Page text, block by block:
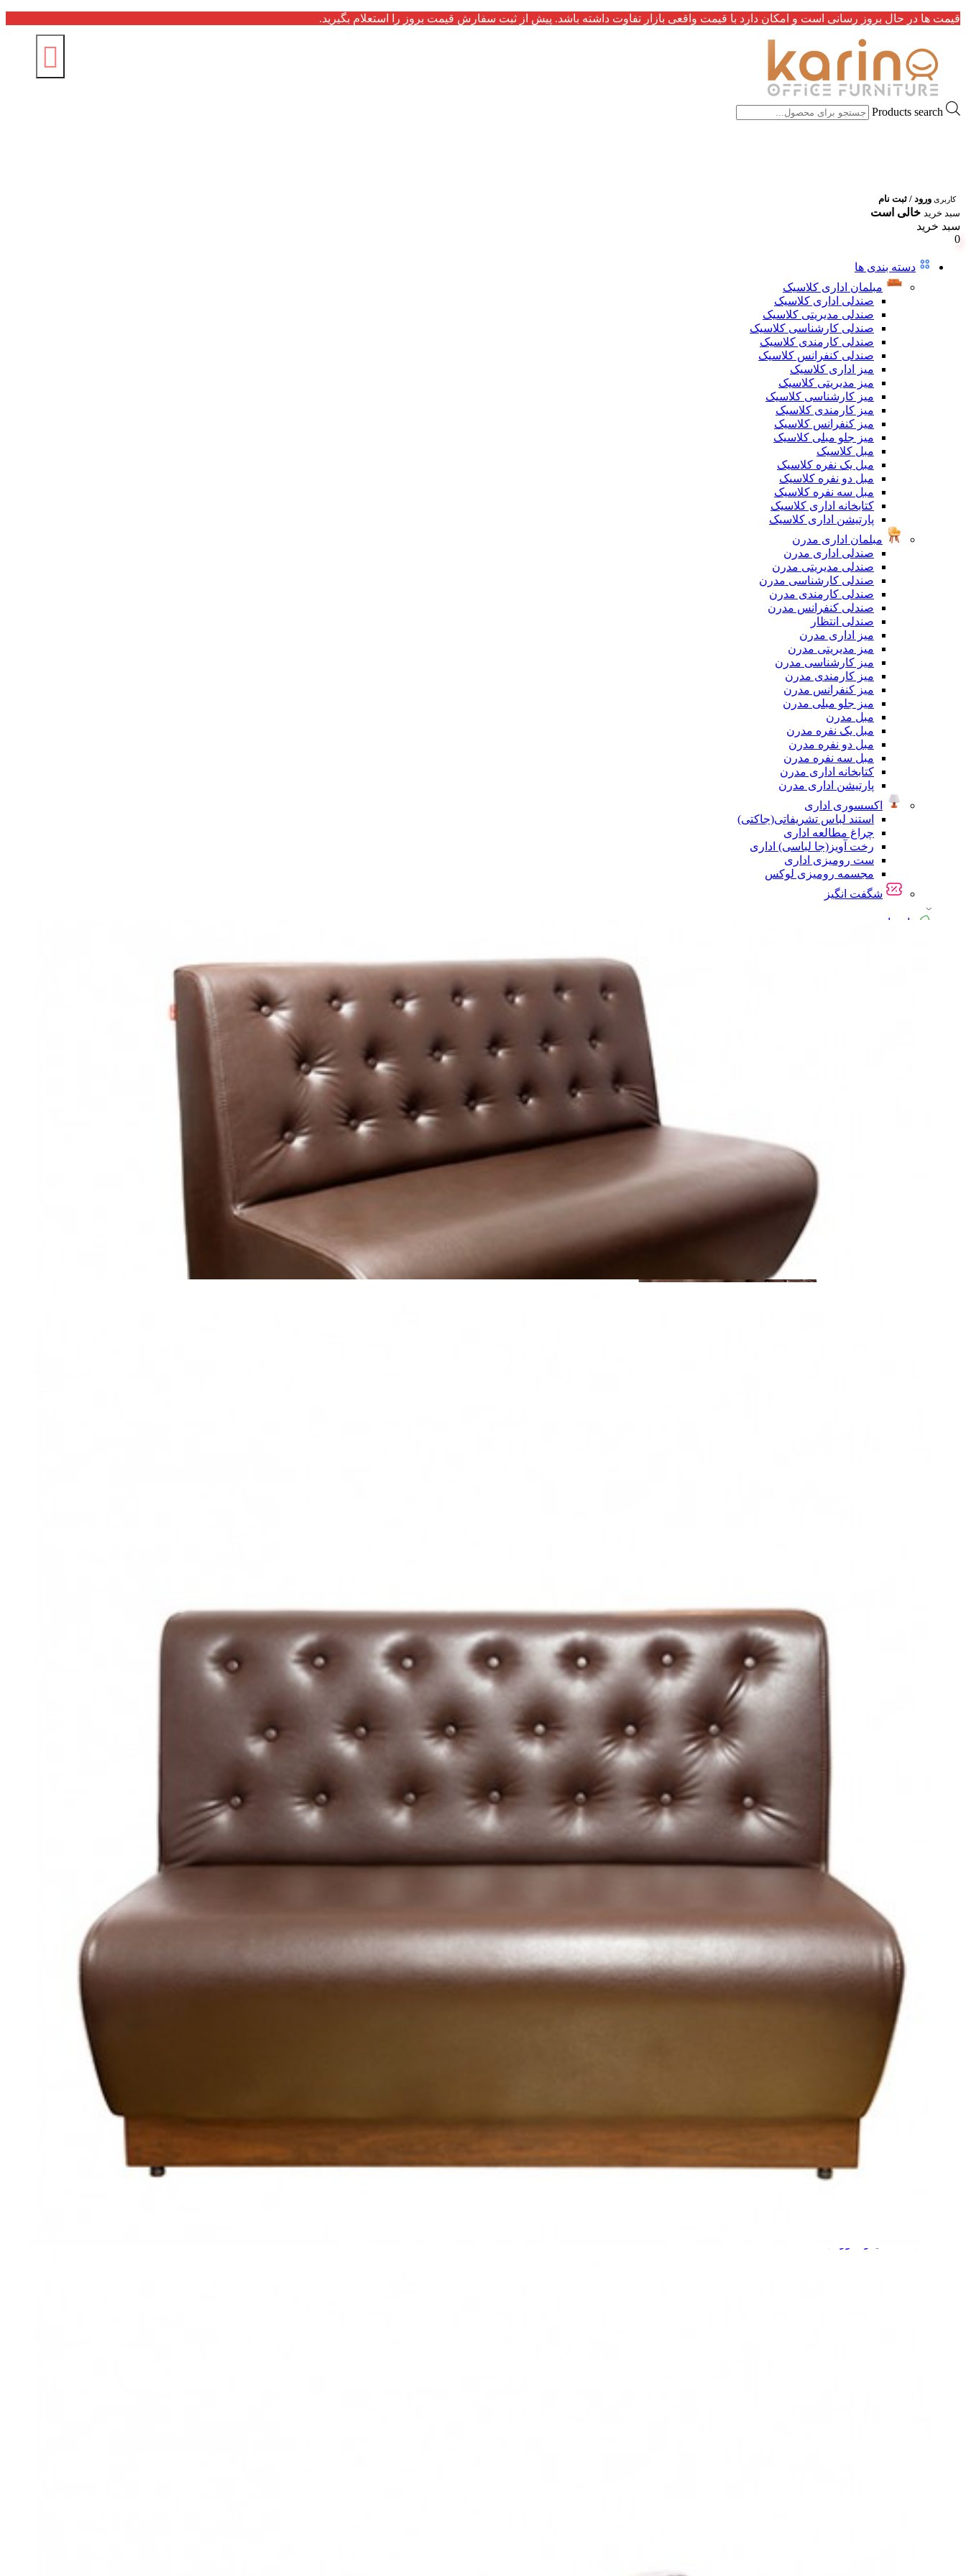
قیمت ها در حال بروز رسانی است و امکان دارد با قیمت واقعی بازار تفاوت داشته باشد. پیش از ثبت سفارش قیمت بروز را استعلام بگیرید.
Products search
کاربری ورود / ثبت نام
سبد خرید خالی است
سبد خرید
0
دسته بندی ها
مبلمان اداری کلاسیک
صندلی اداری کلاسیک
صندلی مدیریتی کلاسیک
صندلی کارشناسی کلاسیک
صندلی کارمندی کلاسیک
صندلی کنفرانس کلاسیک
میز اداری کلاسیک
میز مدیریتی کلاسیک
میز کارشناسی کلاسیک
میز کارمندی کلاسیک
میز کنفرانس کلاسیک
میز جلو مبلی کلاسیک
مبل کلاسیک
مبل یک نفره کلاسیک
مبل دو نفره کلاسیک
مبل سه نفره کلاسیک
کتابخانه اداری کلاسیک
پارتیشن اداری کلاسیک
مبلمان اداری مدرن
صندلی اداری مدرن
صندلی مدیریتی مدرن
صندلی کارشناسی مدرن
صندلی کارمندی مدرن
صندلی کنفرانس مدرن
صندلی انتظار
میز اداری مدرن
میز مدیریتی مدرن
میز کارشناسی مدرن
میز کارمندی مدرن
میز کنفرانس مدرن
میز جلو مبلی مدرن
مبل مدرن
مبل یک نفره مدرن
مبل دو نفره مدرن
مبل سه نفره مدرن
کتابخانه اداری مدرن
پارتیشن اداری مدرن
اکسسوری اداری
استند لباس تشریفاتی(جاکتی)
چراغ مطالعه اداری
رخت آویز(جا لباسی) اداری
ست رومیزی اداری
مجسمه رومیزی لوکس
شگفت انگیز
راهنمای خرید
بله |خیر